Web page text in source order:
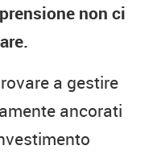
non ci
a gestire
ancorati